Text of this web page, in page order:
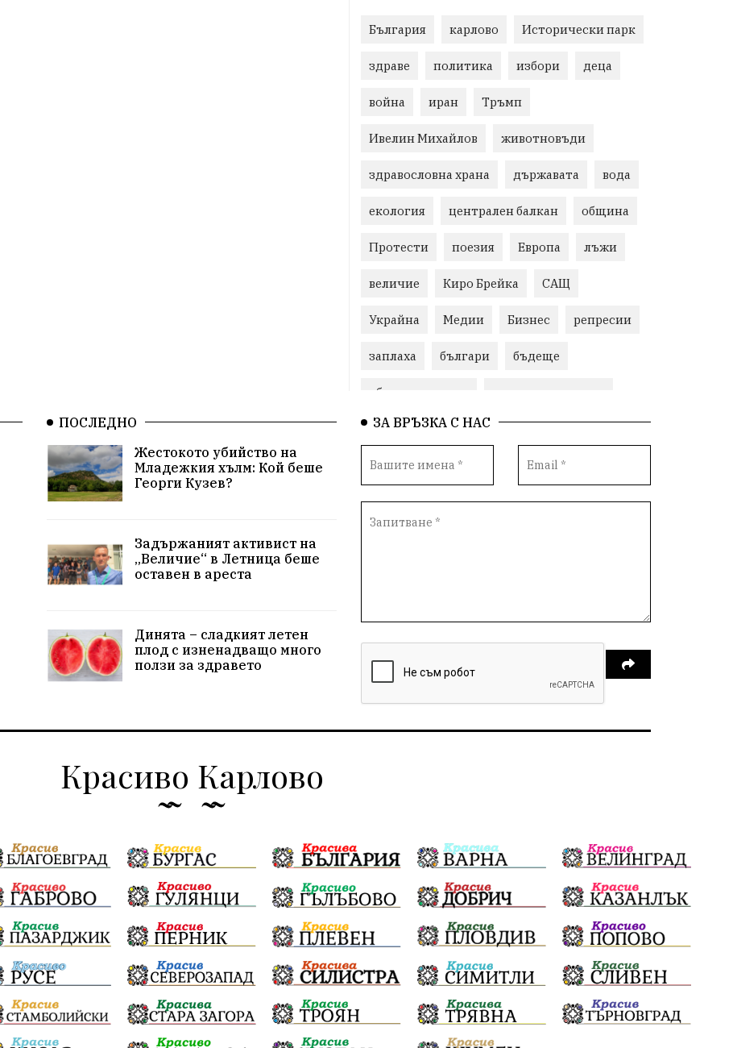
България карлово Исторически парк
здраве политика избори деца
война иран Тръмп
Ивелин Михайлов животновъди
здравословна храна държавата вода
екология централен балкан община
Протести поезия Европа лъжи
величие Киро Брейка САЩ
Украйна Медии Бизнес репресии
заплаха българи бъдеще
общински съвет
младежи Пловдив
референдум Бай Рибан
Изкуственият интелект проекти
земеделие дух сметища
прозрачност енергия
Култура правителство народ
Турция истина арест журналисти
партии замърсяване нападение
адвокат сила филм
партия Величие храна доказателства
ПОСЛЕДНО
Жестокото убийство на
Младежкия хълм: Кой беше
Георги Кузев?
Задържаният активист на
„Величие“ в Летница беше
оставен в ареста
Динята – сладкият летен
плод с изненадващо много
ползи за здравето
ЗА ВРЪЗКА С НАС
Красиво Карлово